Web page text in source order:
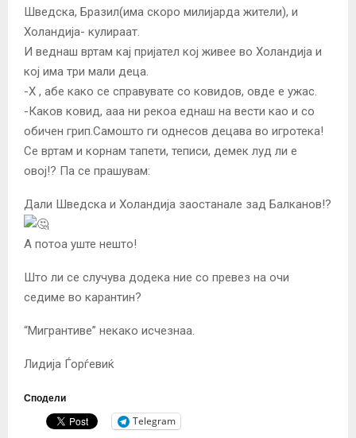
Шведска, Бразил(има скоро милијарда жители), и
Холандија- кулираат.
И веднаш вртам кај пријател кој живее во Холандија и
кој има три мали деца.
-Х , абе како се справувате со ковидов, овде е ужас.
-Каков ковид, ааа ни рекоа еднаш на вести као и со
обичен грип.Самошто ги однесов децава во игротека!
Се вртам и корнам тапети, теписи, демек луд ли е
овој!? Па се прашувам:
Дали Шведска и Холандија заостанале зад Балканов!?
А потоа уште нешто!
Што ли се случува додека ние со превез на очи
седиме во карантин?
“Мигрантиве” некако исчезнаа.
Лидија Ѓорѓевиќ
Сподели
Telegram